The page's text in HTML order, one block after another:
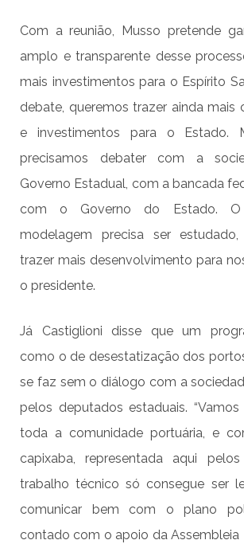
Com a reunião, Musso pretende
amplo e transparente desse
mais investimentos para o Espírito
debate, queremos trazer ainda mais
e investimentos para o Estado.
precisamos debater com a
Governo Estadual, com a bancada
com o Governo do Estado.
modelagem precisa ser estudado,
trazer mais desenvolvimento para
o presidente.
Já Castiglioni disse que um
como o de desestatização dos
se faz sem o diálogo com a
pelos deputados estaduais.
toda a comunidade portuária, e
capixaba, representada aqui
trabalho técnico só consegue ser
comunicar bem com o plano
contado com o apoio da Assembleia